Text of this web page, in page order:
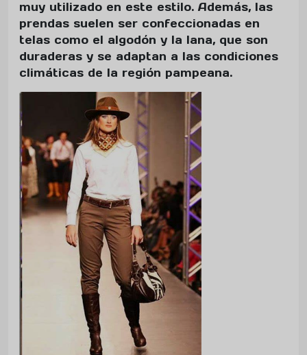
muy utilizado en este estilo. Además, las
prendas suelen ser confeccionadas en
telas como el algodón y la lana, que son
duraderas y se adaptan a las condiciones
climáticas de la región pampeana.